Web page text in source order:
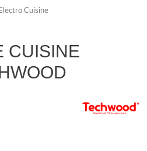
Cuisine
CUISINE